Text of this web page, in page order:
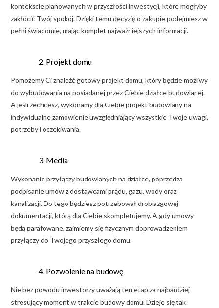
kontekście planowanych w przyszłości inwestycji, które mogłyby
zakłócić Twój spokój. Dzięki temu decyzję o zakupie podejmiesz w
pełni świadomie, mając komplet najważniejszych informacji.
Projekt domu
Pomożemy Ci znaleźć gotowy projekt domu, który będzie możliwy
do wybudowania na posiadanej przez Ciebie działce budowlanej.
A jeśli zechcesz, wykonamy dla Ciebie projekt budowlany na
indywidualne zamówienie uwzględniający wszystkie Twoje uwagi,
potrzeby i oczekiwania.
Media
Wykonanie przyłączy budowlanych na działce, poprzedza
podpisanie umów z dostawcami prądu, gazu, wody oraz
kanalizacji. Do tego będziesz potrzebował drobiazgowej
dokumentacji, którą dla Ciebie skompletujemy. A gdy umowy
będą parafowane, zajmiemy się fizycznym doprowadzeniem
przyłączy do Twojego przyszłego domu.
Pozwolenie na budowę
Nie bez powodu inwestorzy uważają ten etap za najbardziej
stresujący moment w trakcie budowy domu. Dzieje się tak